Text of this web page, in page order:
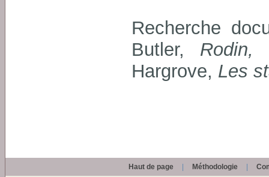
Recherche
Butler, Rodin,
Hargrove, Les
Haut de page Méthodologie